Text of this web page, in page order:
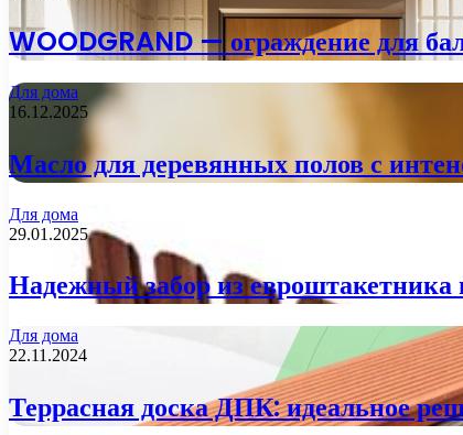
WOODGRAND — ограждение для
Для дома
16.12.2025
Масло для деревянных полов с
Для дома
29.01.2025
Надежный забор из евроштакетника
Для дома
22.11.2024
Террасная доска ДПК: идеальное